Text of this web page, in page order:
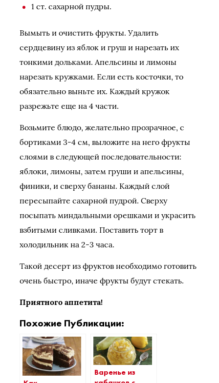
1 ст. сахарной пудры.
Вымыть и очистить фрукты. Удалить
сердцевину из яблок и груш и нарезать их
тонкими дольками. Апельсины и лимоны
нарезать кружками. Если есть косточки, то
обязательно выньте их. Каждый кружок
разрежьте еще на 4 части.
Возьмите блюдо, желательно прозрачное, с
бортиками 3-4 см, выложите на него фрукты
слоями в следующей последовательности:
яблоки, лимоны, затем груши и апельсины,
финики, и сверху бананы. Каждый слой
пересыпайте сахарной пудрой. Сверху
посыпать миндальными орешками и украсить
взбитыми сливками. Поставить торт в
холодильник на 2-3 часа.
Такой десерт из фруктов необходимо готовить
очень быстро, иначе фрукты будут стекать.
Приятного аппетита!
Похожие Публикации:
Варенье из